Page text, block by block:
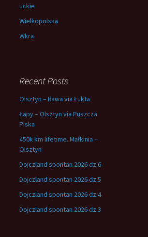
uckie
Wielkopolska
Wkra
Recent Posts
Olsztyn – Iława via Łukta
Łapy – Olsztyn via Puszcza
Piska
450k km lifetime. Małkinia –
Olsztyn
Dojczland spontan 2026 dz.6
Dojczland spontan 2026 dz.5
Dojczland spontan 2026 dz.4
Dojczland spontan 2026 dz.3